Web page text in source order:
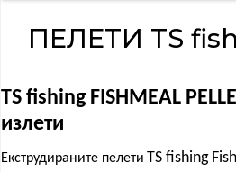
ПЕЛЕТИ TS
TS fishing FISHMEAL
излети
Екструдираните пелети TS fishing